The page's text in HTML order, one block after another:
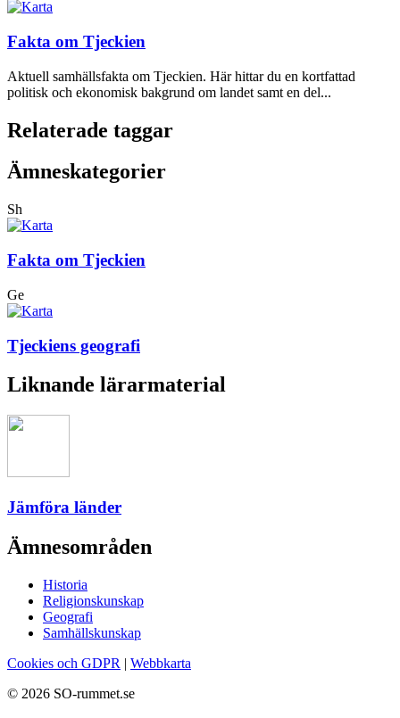
Fakta om Tjeckien
Aktuell samhällsfakta om Tjeckien. Här hittar du en kortfattad
politisk och ekonomisk bakgrund om landet samt en del...
Relaterade taggar
Ämneskategorier
Sh
Fakta om Tjeckien
Ge
Tjeckiens geografi
Liknande lärarmaterial
Jämföra länder
Ämnesområden
Historia
Religionskunskap
Geografi
Samhällskunskap
Cookies och GDPR | Webbkarta
© 2026 SO-rummet.se